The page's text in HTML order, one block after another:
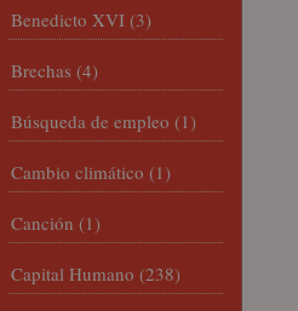
Benedicto XVI (3)
Brechas (4)
Búsqueda de empleo (1)
Cambio climático (1)
Canción (1)
Capital Humano (238)